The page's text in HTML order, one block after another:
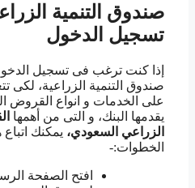
صندوق التنمية
تسجيل الدخول
إذا كنت ترغب فى تسجيل
صندوق التنمية الزراعية، لكى
على الخدمات و انواع القروض
يقدمها البنك، و التى من أهمها
الزراعي السعودي، يمكنك اتباع
الخطوات:-
افتح الصفحة